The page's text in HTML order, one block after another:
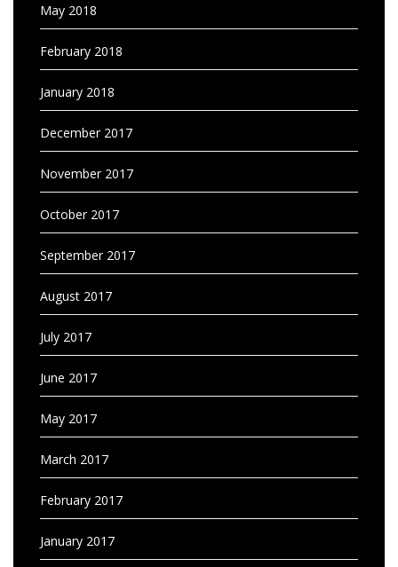
May 2018
February 2018
January 2018
December 2017
November 2017
October 2017
September 2017
August 2017
July 2017
June 2017
May 2017
March 2017
February 2017
January 2017